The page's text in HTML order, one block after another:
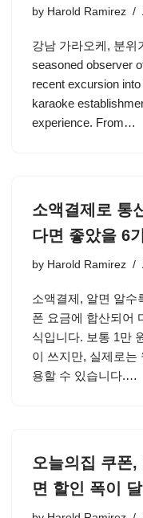
by Harold Ramirez
강남 가라오케, 분위
seasoned observer
recent excursion
karaoke
experience. From…
소액결제로 통
다면 좋았을 6
by Harold Ramirez
소액결제, 알면 알수
폰 요금에 합산되어
식입니다. 보통 1만
이 쓰지만, 실제로는
용할 수 있습니다.…
오늘의집 쿠폰
면 할인 폭이